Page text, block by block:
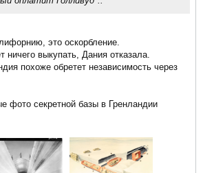
это оскорбление.
ничего выкупать, Дания отказала.
похоже обретет независимость через
фото секретной базы в Гренландии